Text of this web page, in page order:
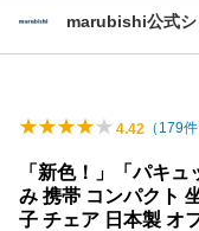
marubishi公式シ
4.42 （ 179件
「新色！」「パキ
み 携帯 コンパクト
子 チェア 日本製 オ